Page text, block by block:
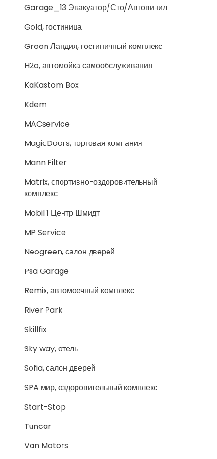
Garage_13 Эвакуатор/Сто/Автовинил
Gold, гостиница
Green Ландия, гостиничный комплекс
H2o, автомойка самообслуживания
KaKastom Box
Kdem
MACservice
MagicDoors, торговая компания
Mann Filter
Matrix, спортивно-оздоровительный
комплекс
Mobil 1 Центр Шмидт
MP Service
Neogreen, салон дверей
Psa Garage
Remix, автомоечный комплекс
River Park
Skillfix
Sky way, отель
Sofia, салон дверей
SPA мир, оздоровительный комплекс
Start-Stop
Tuncar
Van Motors